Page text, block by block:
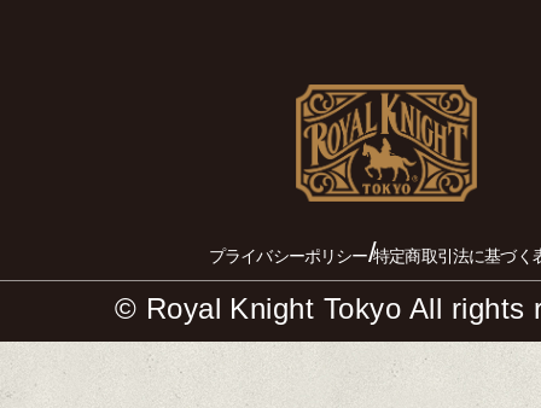
プライバシーポリシー/特定商取引法に基づく
© Royal Knight Tokyo All rights